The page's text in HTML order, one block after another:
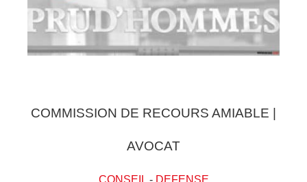
COMMISSION DE RECOURS AMIABLE |
AVOCAT
CONSEIL- DEFENSE